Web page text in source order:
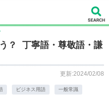
？ 丁寧語・尊敬語・謙
更新:2024/02/08
ビジネス用語 一般常識